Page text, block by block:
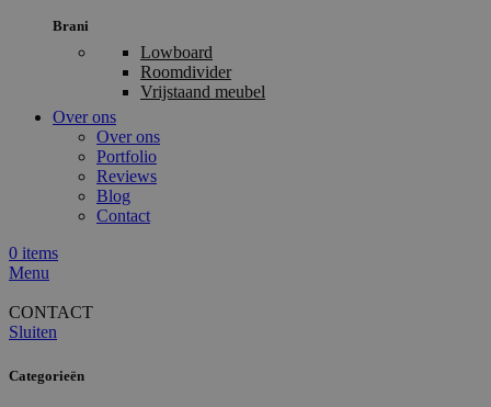
Brani
Lowboard
Roomdivider
Vrijstaand meubel
Over ons
Over ons
Portfolio
Reviews
Blog
Contact
0 items
Menu
CONTACT
Sluiten
Categorieën